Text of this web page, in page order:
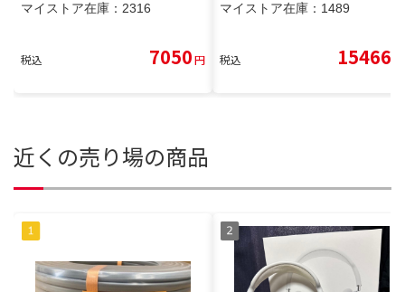
マイストア在庫： 2316
税込 7050円
マイストア在庫： 1489
税込 15466
近くの売り場の商品